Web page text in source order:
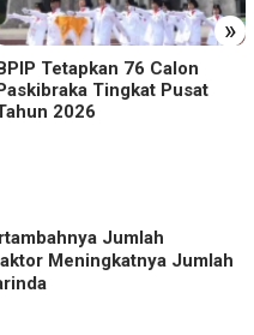
»
Tetapkan 76 Calon
Tingkat Pusat
2026
Jumlah
Meningkatnya Jumlah